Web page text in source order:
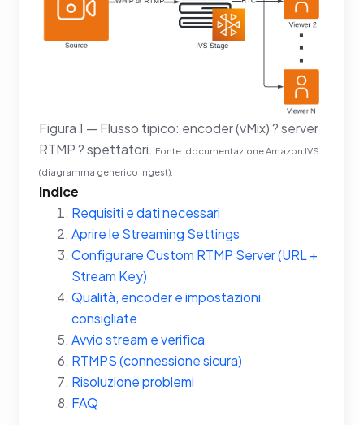
Figura 1 — Flusso tipico: encoder (vMix) ? server
RTMP ? spettatori. Fonte: documentazione Amazon IVS
(diagramma generico ingest).
Indice
Requisiti e dati necessari
Aprire le Streaming Settings
Configurare Custom RTMP Server (URL +
Stream Key)
Qualità, encoder e impostazioni
consigliate
Avvio stream e verifica
RTMPS (connessione sicura)
Risoluzione problemi
FAQ